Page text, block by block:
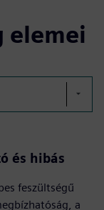
elemei
és hibás
feszültségű
a